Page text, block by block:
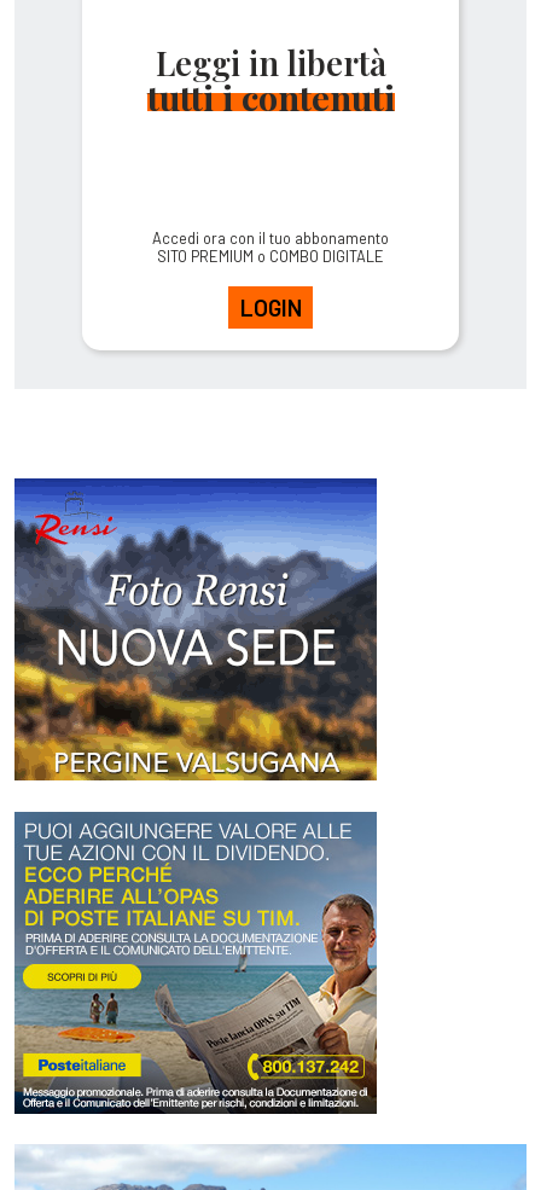
Leggi in libertà
tutti i contenuti
Accedi ora con il tuo abbonamento
SITO PREMIUM o COMBO DIGITALE
LOGIN